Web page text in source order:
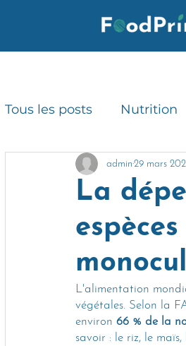
Tous les posts Nutrition
Consommation durable
Gaspillage alimentaire
La
admin 29 mars
L'alimentation
végétales. Selon la
environ 66 % de la
savoir : le riz, le